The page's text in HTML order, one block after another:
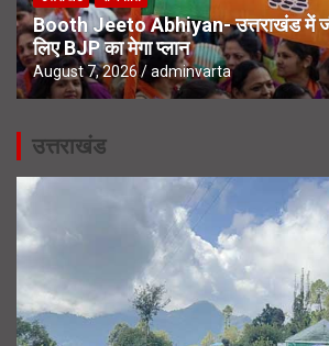
Booth Jeeto Abhiyan- उत्तराखंड में
लिए BJP का मेगा प्लान
August 7, 2026 adminvarta
उत्तराखंड